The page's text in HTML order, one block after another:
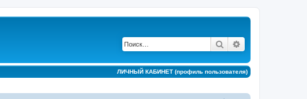
Поиск
ЛИЧНЫЙ КАБИНЕТ (профиль пользователя)